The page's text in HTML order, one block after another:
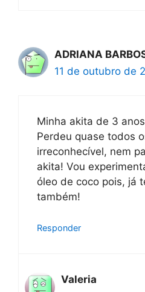
ADRIANA
11 de outubro de
Minha akita de 3
Perdeu quase todos
irreconhecível, nem
akita! Vou
óleo de coco pois, já
também!
Responder
Valeria